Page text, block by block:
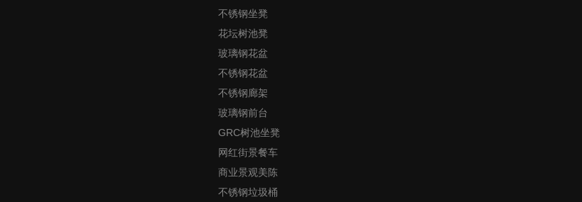
不锈钢坐凳
花坛树池凳
玻璃钢花盆
不锈钢花盆
不锈钢廊架
玻璃钢前台
GRC树池坐凳
网红街景餐车
商业景观美陈
不锈钢垃圾桶